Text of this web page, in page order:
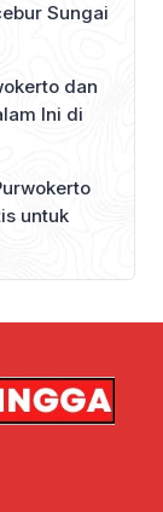
dan
Ini di
untuk